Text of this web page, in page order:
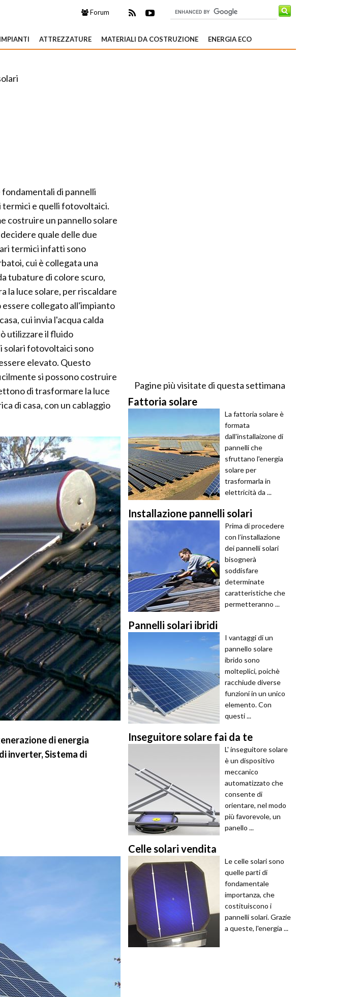
Forum
IMPIANTI ATTREZZATURE MATERIALI DA COSTRUZIONE ENERGIA ECO
di pannelli
e quelli fotovoltaici.
costruire un pannello solare
quale delle due
termici infatti sono
cui è collegata una
tubature di colore scuro,
la luce solare, per riscaldare
essere collegato all'impianto
cui invia l'acqua calda
utilizzare il fluido
solari fotovoltaici sono
elevato. Questo
si possono costruire
di trasformare la luce
di casa, con un cablaggio
di energia
inverter, Sistema di
Pagine più visitate di questa settimana
Fattoria solare
La fattoria solare è
formata
dall'installaizone di
pannelli che
sfruttano l'energia
solare per
trasformarla in
elettricità da ...
Installazione pannelli solari
Prima di procedere
con l’installazione
dei pannelli solari
bisognerà
soddisfare
determinate
caratteristiche che
permetteranno ...
Pannelli solari ibridi
I vantaggi di un
pannello solare
ibrido sono
molteplici, poichè
racchiude diverse
funzioni in un unico
elemento. Con
questi ...
Inseguitore solare fai da te
L' inseguitore solare
è un dispositivo
meccanico
automatizzato che
consente di
orientare, nel modo
più favorevole, un
panello ...
Celle solari vendita
Le celle solari sono
quelle parti di
fondamentale
importanza, che
costituiscono i
pannelli solari. Grazie
a queste, l'energia ...